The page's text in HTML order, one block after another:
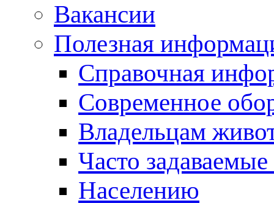
Вакансии
Полезная
Справочная
Современное
Владельцам
Часто
Населению